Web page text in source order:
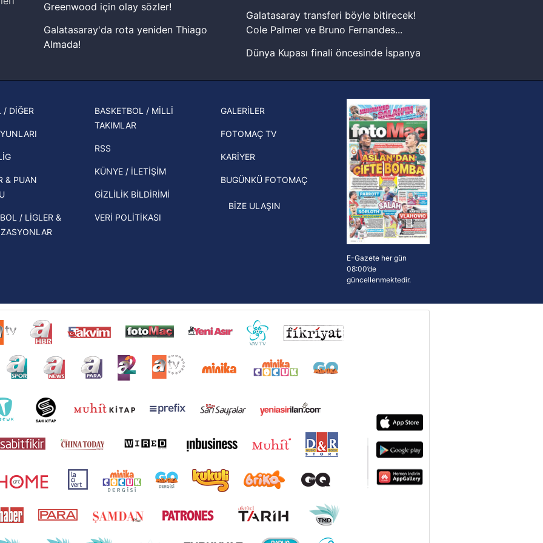
yer alan panel vasıtasıyla belirleyebilirsiniz. Çerezlere ilişkin detaylı bilgi için Ayarlar
Metnimizi
Kanunu uyarınca hazırlanmış Aydınlatma Metnimizi okumak ve sitemizde ilgili
çerezlerle ilgili bilgi almak için lütfen
Greenwood için olay sözler!
Galatasaray'da rota yeniden Thiago
Almada!
muhtemel rakibi belli oldu! Gornik
İspanya-Arjantin finalinin ardından dış
Beşiktaş'ın UEFA Avrupa Ligi'nde 3. Ön
Eleme Turu muhtemel rakipleri belli
Galatasaray transferi böyle bitirecek!
Cole Palmer ve Bruno Fernandes...
Dünya Kupası finali öncesinde İspanya
şampiyonluk yüzüğü verilecek
Hernan Crespo, Meksika Ligi
ekiplerinden Atlas'ın yeni teknik
direktörü oldu
/ DİĞER
& PUAN
/ LİGLER &
BASKETBOL / MİLLİ
TAKIMLAR
RSS
KÜNYE / İLETİŞİM
GİZLİLİK BİLDİRİMİ
VERİ POLİTİKASI
GALERİLER
FOTOMAÇ TV
KARİYER
BUGÜNKÜ FOTOMAÇ
BİZE ULAŞIN
E-Gazete her gün
08:00’de
güncellenmektedir.